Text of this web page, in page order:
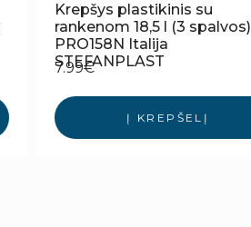
Krepšys plastikinis su
rankenom 18,5 l (3 spalvos)
PRO158N Italija
STEFANPLAST
7.99€
Į KREPŠELĮ